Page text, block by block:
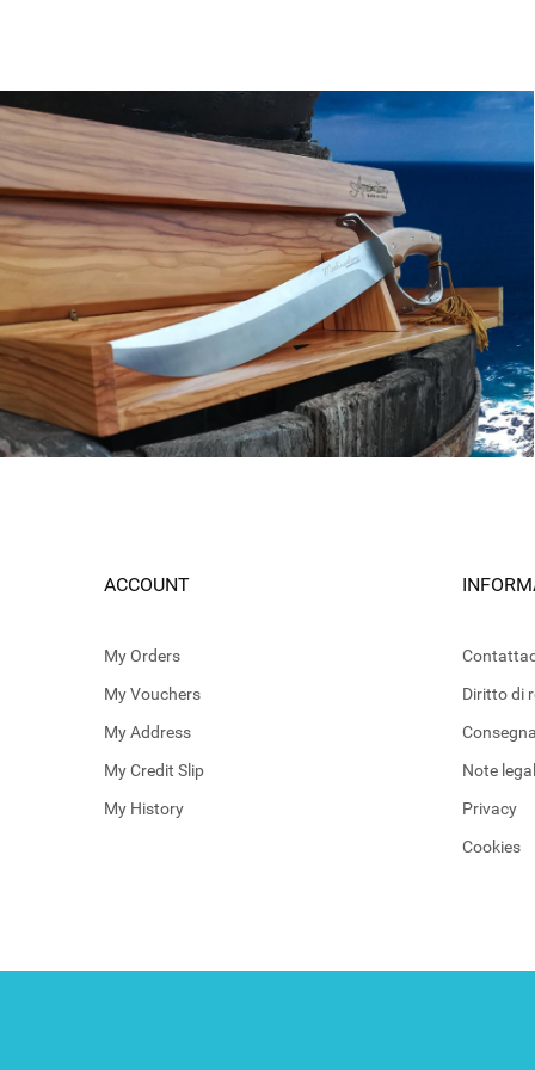
ACCOUNT
My Orders
My Vouchers
My Address
My Credit Slip
My History
Diritto di
Note
Privacy
Cookies